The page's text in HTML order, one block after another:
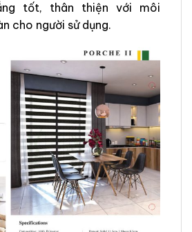
tốt, thân thiện với môi
cho người sử dụng.